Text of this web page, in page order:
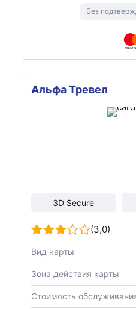
Без
Альфа Тревел
3D Secure
(3,0)
Вид карты
Зона действия карты
Стоимость